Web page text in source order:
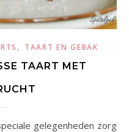
, TAART EN GEBAK
TAART MET